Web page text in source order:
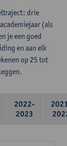
drie
(als
je een goed
en aan elk
op 25 tot
2022-
2023